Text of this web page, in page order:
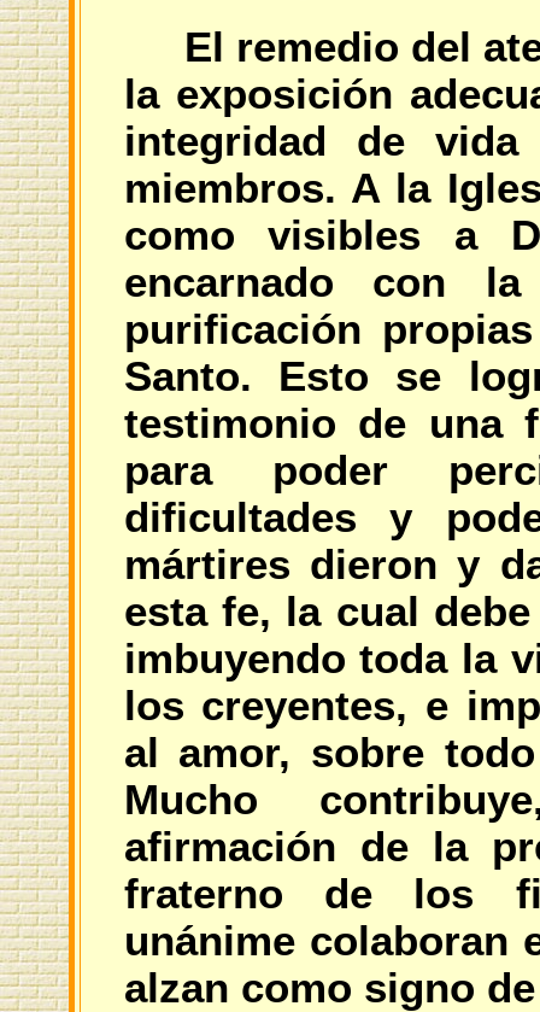
El remedio del
la exposición
integridad de
miembros. A la
como visibles a
encarnado con
purificación
Santo. Esto se
testimonio de una
para poder
dificultades y
mártires dieron y
esta fe, la cual
imbuyendo toda la
los creyentes, e
al amor, sobre
Mucho
afirmación de la
fraterno de los
unánime colaboran
alzan como signo